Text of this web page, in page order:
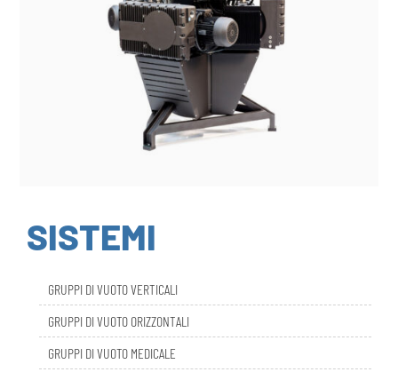
SISTEMI
GRUPPI DI VUOTO ORIZZONTALI
GRUPPI DI VUOTO MEDICALE
GRUPPI PER ALTO VUOTO